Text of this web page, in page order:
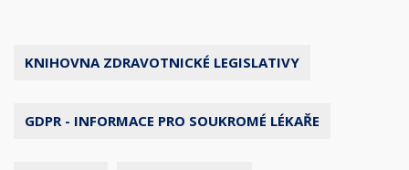
KNIHOVNA ZDRAVOTNICKÉ LEGISLATIVY
GDPR - INFORMACE PRO SOUKROMÉ LÉKAŘE